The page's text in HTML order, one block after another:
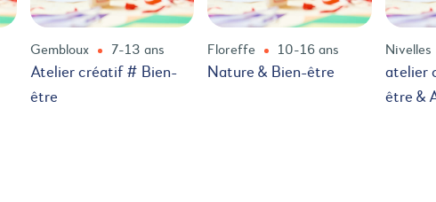
Gembloux 7-13 ans
Atelier créatif # Bien-
être
Floreffe 10-16 ans
Nature & Bien-être
Nivelles
atelier
être &